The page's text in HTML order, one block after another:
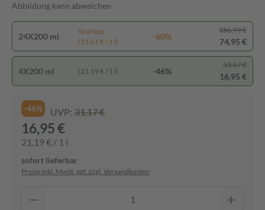
Abbildung kann abweichen
24X200 ml
Spartipp
(15,61 € / 1 l)
-60%
186,99 €
74,95 €
4X200 ml (21,19 € / 1 l) -46%
31,17 €
16,95 €
-46% UVP: 31,17 €
16,95 €
21,19 € / 1 l
sofort lieferbar
Preise inkl. MwSt. ggf. zzgl. Versandkosten